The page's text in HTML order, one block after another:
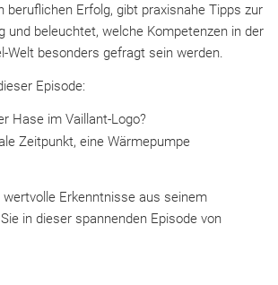
beruflichen Erfolg, gibt praxisnahe Tipps zur
und beleuchtet, welche Kompetenzen in der
Welt besonders gefragt sein werden.
Episode:
Hase im Vaillant-Logo?
Zeitpunkt, eine Wärmepumpe
Erkenntnisse aus seinem
in dieser spannenden Episode von